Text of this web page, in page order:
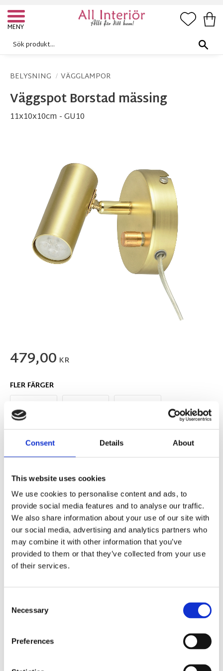
Consent Details About
This website uses cookies
We use cookies to personalise content and ads, to
provide social media features and to analyse our traffic.
We also share information about your use of our site with
our social media, advertising and analytics partners who
may combine it with other information that you’ve
provided to them or that they’ve collected from your use
of their services.
Selection
Necessary
Preferences
Meny
BELYSNING VÄGGLAMPOR
Väggspot Borstad mässing
11x10x10cm - GU10
479,00 KR
FLER FÄRGER
Antal
Lagerstatus 5 st i lager Artikelnr 49622-50 Tillverkare
Oriva
Fri frakt över 995kr
Snabba leveranser
Enkel betalning med Klarna
ljuskälla ingår.
Längd:
Bredd:10cm